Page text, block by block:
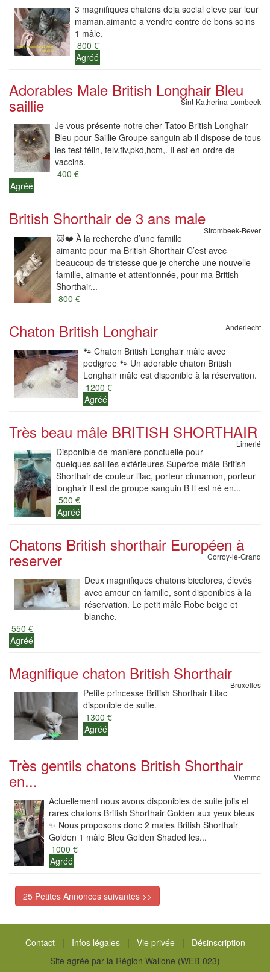
3 magnifiques chatons deja social eleve par leur
maman.aimante a vendre contre de bons soins
1 mâle.
800 €
Agréé
Adorables Male British Longhair Bleu
saillie Sint-Katherina-Lombeek
Je vous présente notre cher Tatoo British Longhair
Bleu pour Saillie Groupe sanguin ab il dispose de tous
les test félin, felv,fiv,pkd,hcm,. Il est en ordre de
vaccins.
400 €
Agréé
British Shorthair de 3 ans male
Strombeek-Bever
🐱❤️ À la recherche d’une famille
aimante pour ma British Shorthair C’est avec
beaucoup de tristesse que je cherche une nouvelle
famille, aimante et attentionnée, pour ma British
Shorthair...
800 €
Chaton British Longhair Anderlecht
🐾 Chaton British Longhair mâle avec
pedigree 🐾 Un adorable chaton British
Longhair mâle est disponible à la réservation.
1200 €
Agréé
Très beau mâle BRITISH SHORTHAIR
Limerlé
Disponible de manière ponctuelle pour
quelques saillies extérieures Superbe mâle British
Shorthair de couleur lilac, porteur cinnamon, porteur
longhair Il est de groupe sanguin B Il est né en...
500 €
Agréé
Chatons British shorthair Européen à
reserver Corroy-le-Grand
Deux magnifiques chatons bicolores, élevés
avec amour en famille, sont disponibles à la
réservation. Le petit mâle Robe beige et
blanche.
550 €
Agréé
Magnifique chaton British Shorthair
Bruxelles
Petite princesse British Shorthair Lilac
disponible de suite.
1300 €
Agréé
Très gentils chatons British Shorthair
en... Viemme
Actuellement nous avons disponibles de suite jolis et
rares chatons British Shorthair Golden aux yeux bleus
✨ Nous proposons donc 2 males British Shorthair
Golden 1 mâle Bleu Golden Shaded les...
1000 €
Agréé
25 Petites Annonces suivantes >>
Contact| Infos légales| Vie privée| Désinscription
Site agréé par la Région Wallone (WEB-023)